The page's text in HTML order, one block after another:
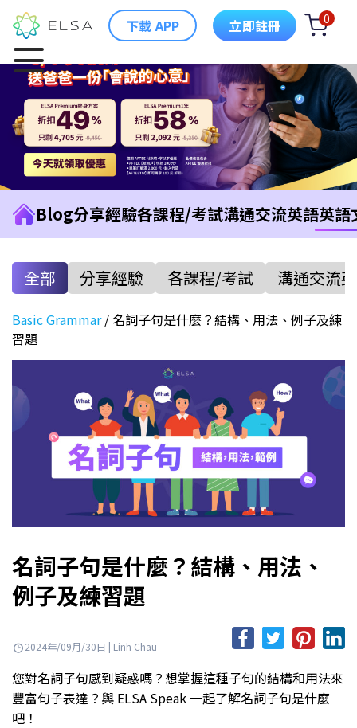
下載 APP 立即註冊 0
Blog分享經驗各課程/考試溝通交流英語英語
全部 分享經驗 各課程/考試 溝通交流
Basic Grammar/ 名詞子句是什麼？結構、用法、例子及練
習題
名詞子句是什麼？結構、用法、
例子及練習題
2024年/09月/30日 | Linh Chau
您對名詞子句感到疑惑嗎？想掌握這種子句的結構和用法來
豐富句子表達？與 ELSA Speak 一起了解名詞子句是什麼
吧！